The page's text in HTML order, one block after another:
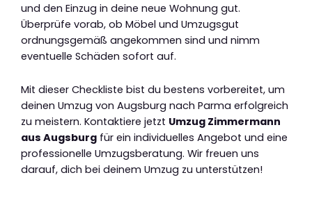
und den Einzug in deine neue Wohnung gut.
Überprüfe vorab, ob Möbel und Umzugsgut
ordnungsgemäß angekommen sind und nimm
eventuelle Schäden sofort auf.
Mit dieser Checkliste bist du bestens vorbereitet, um
deinen Umzug von Augsburg nach Parma erfolgreich
zu meistern. Kontaktiere jetzt Umzug Zimmermann
aus Augsburg für ein individuelles Angebot und eine
professionelle Umzugsberatung. Wir freuen uns
darauf, dich bei deinem Umzug zu unterstützen!